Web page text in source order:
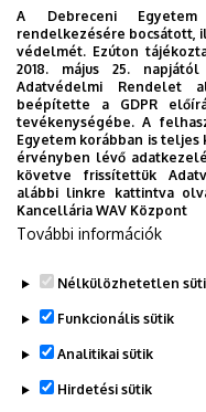
Legutóbbi frissítés: 2023.
A Debreceni
rendelkezésére bocsátott,
védelmét. Ezúton
2018. május 25.
Adatvédelmi Rendelet
beépítette a GDPR
tevékenységébe. A
Egyetem korábban is
érvényben lévő
követve frissítettük
alábbi linkre kattintva
Kancellária WAV Központ
További információk
Nélkülözhetetlen
Funkcionális sütik
Analitikai sütik
Hirdetési sütik